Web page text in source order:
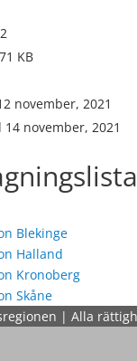
KB
november, 2021
14 november, 2021
| Alla